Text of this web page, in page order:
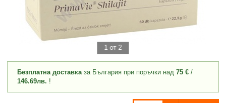
1 от 2
Безплатна доставказа България при поръчки над 75 € /
146.69лв. !